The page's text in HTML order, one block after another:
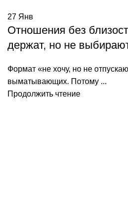
27 Янв
Отношения без
держат, но не
Формат «не хочу, но не
выматывающих. Потому ...
Продолжить чтение